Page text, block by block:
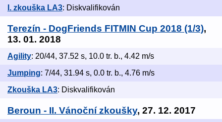
I. zkouška LA3: Diskvalifikován
Terezín - DogFriends FITMIN Cup 2018 (1/3),
13. 01. 2018
Agility: 20/44, 37.52 s, 10.0 tr. b., 4.42 m/s
Jumping: 7/44, 31.94 s, 0.0 tr. b., 4.76 m/s
Zkouška LA3: Diskvalifikován
Beroun - II. Vánoční zkoušky, 27. 12. 2017